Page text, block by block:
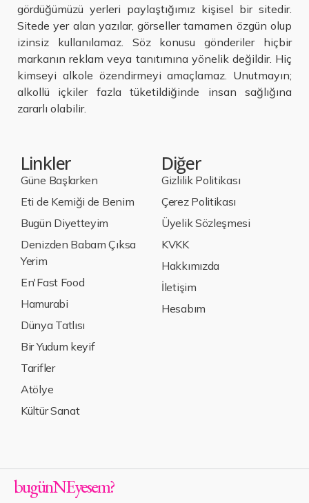
gördüğümüzü yerleri paylaştığımız kişisel bir sitedir.
Sitede yer alan yazılar, görseller tamamen özgün olup
izinsiz kullanılamaz. Söz konusu gönderiler hiçbir
markanın reklam veya tanıtımına yönelik değildir. Hiç
kimseyi alkole özendirmeyi amaçlamaz. Unutmayın;
alkollü içkiler fazla tüketildiğinde insan sağlığına
zararlı olabilir.
Linkler
Güne Başlarken
Eti de Kemiği de Benim
Bugün Diyetteyim
Denizden Babam Çıksa
Yerim
En'Fast Food
Hamurabi
Dünya Tatlısı
Bir Yudum keyif
Tarifler
Atölye
Kültür Sanat
Diğer
Gizlilik Politikası
Çerez Politikası
Üyelik Sözleşmesi
KVKK
Hakkımızda
İletişim
Hesabım
bugünNEyesem?